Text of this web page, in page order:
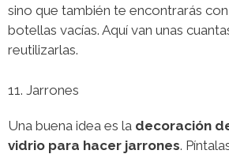
sino que también te encontrarás
botellas vacías. Aquí van unas
reutilizarlas.
11. Jarrones
Una buena idea es la decoración
vidrio para hacer jarrones.